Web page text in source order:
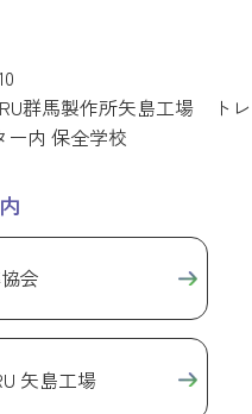
群馬製作所矢島工場 ト
ー内 保全学校
会
矢島工場